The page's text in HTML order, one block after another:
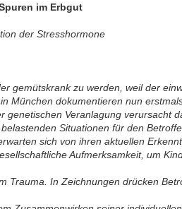
im Erbgut
der Stresshormone
gemütskrank zu werden, weil der
München dokumentieren nun
Veranlagung verursacht
Situationen für den
sich von ihren aktuellen
Aufmerksamkeit, um
Trauma. In Zeichnungen drücken